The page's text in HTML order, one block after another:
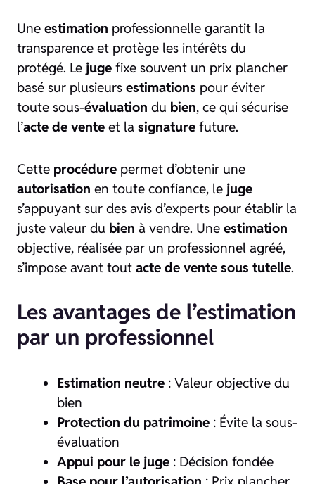
Une estimation professionnelle garantit la
transparence et protège les intérêts du
protégé. Le juge fixe souvent un prix plancher
basé sur plusieurs estimations pour éviter
toute sous-évaluation du bien, ce qui sécurise
l’acte de vente et la signature future.
Cette procédure permet d’obtenir une
autorisation en toute confiance, le juge
s’appuyant sur des avis d’experts pour établir la
juste valeur du bien à vendre. Une estimation
objective, réalisée par un professionnel agréé,
s’impose avant tout acte de vente sous tutelle.
Les avantages de l’estimation
par un professionnel
Estimation neutre : Valeur objective du
bien
Protection du patrimoine : Évite la sous-
évaluation
Appui pour le juge : Décision fondée